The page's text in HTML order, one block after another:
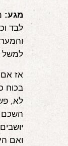
מגע:
לבד
למשל
אז
בכוח
לא,
השכם
ואם